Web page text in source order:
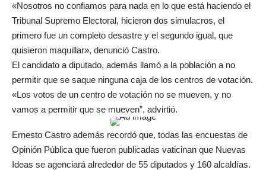
«Nosotros no confiamos para nada en lo que está haciendo el
Tribunal Supremo Electoral, hicieron dos simulacros, el
primero fue un completo desastre y el segundo igual, que
quisieron maquillar», denunció Castro.
El candidato a diputado, además llamó a la población a no
permitir que se saque ninguna caja de los centros de votación.
«Los votos de un centro de votación no se mueven, y no
vamos a permitir que se mueven”, advirtió.
Ernesto Castro además recordó que, todas las encuestas de
Opinión Pública que fueron publicadas vaticinan que Nuevas
Ideas se agenciará alrededor de 55 diputados y 160 alcaldías.